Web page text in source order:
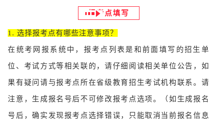
报考点填写
1. 选择报考点有哪些注意事项？
在统考网报系统中，报考点列表是和前面填写的招生单
位、考试方式等相关联的，请仔细阅读相关单位公告，如
果有疑问请与报考点所在省级教育招生考试机构联系。请
注意，生成报名号后不可修改报考点选项。（如生成报名
号后，确实发现报考点选择错误，只能取消当前报名信息